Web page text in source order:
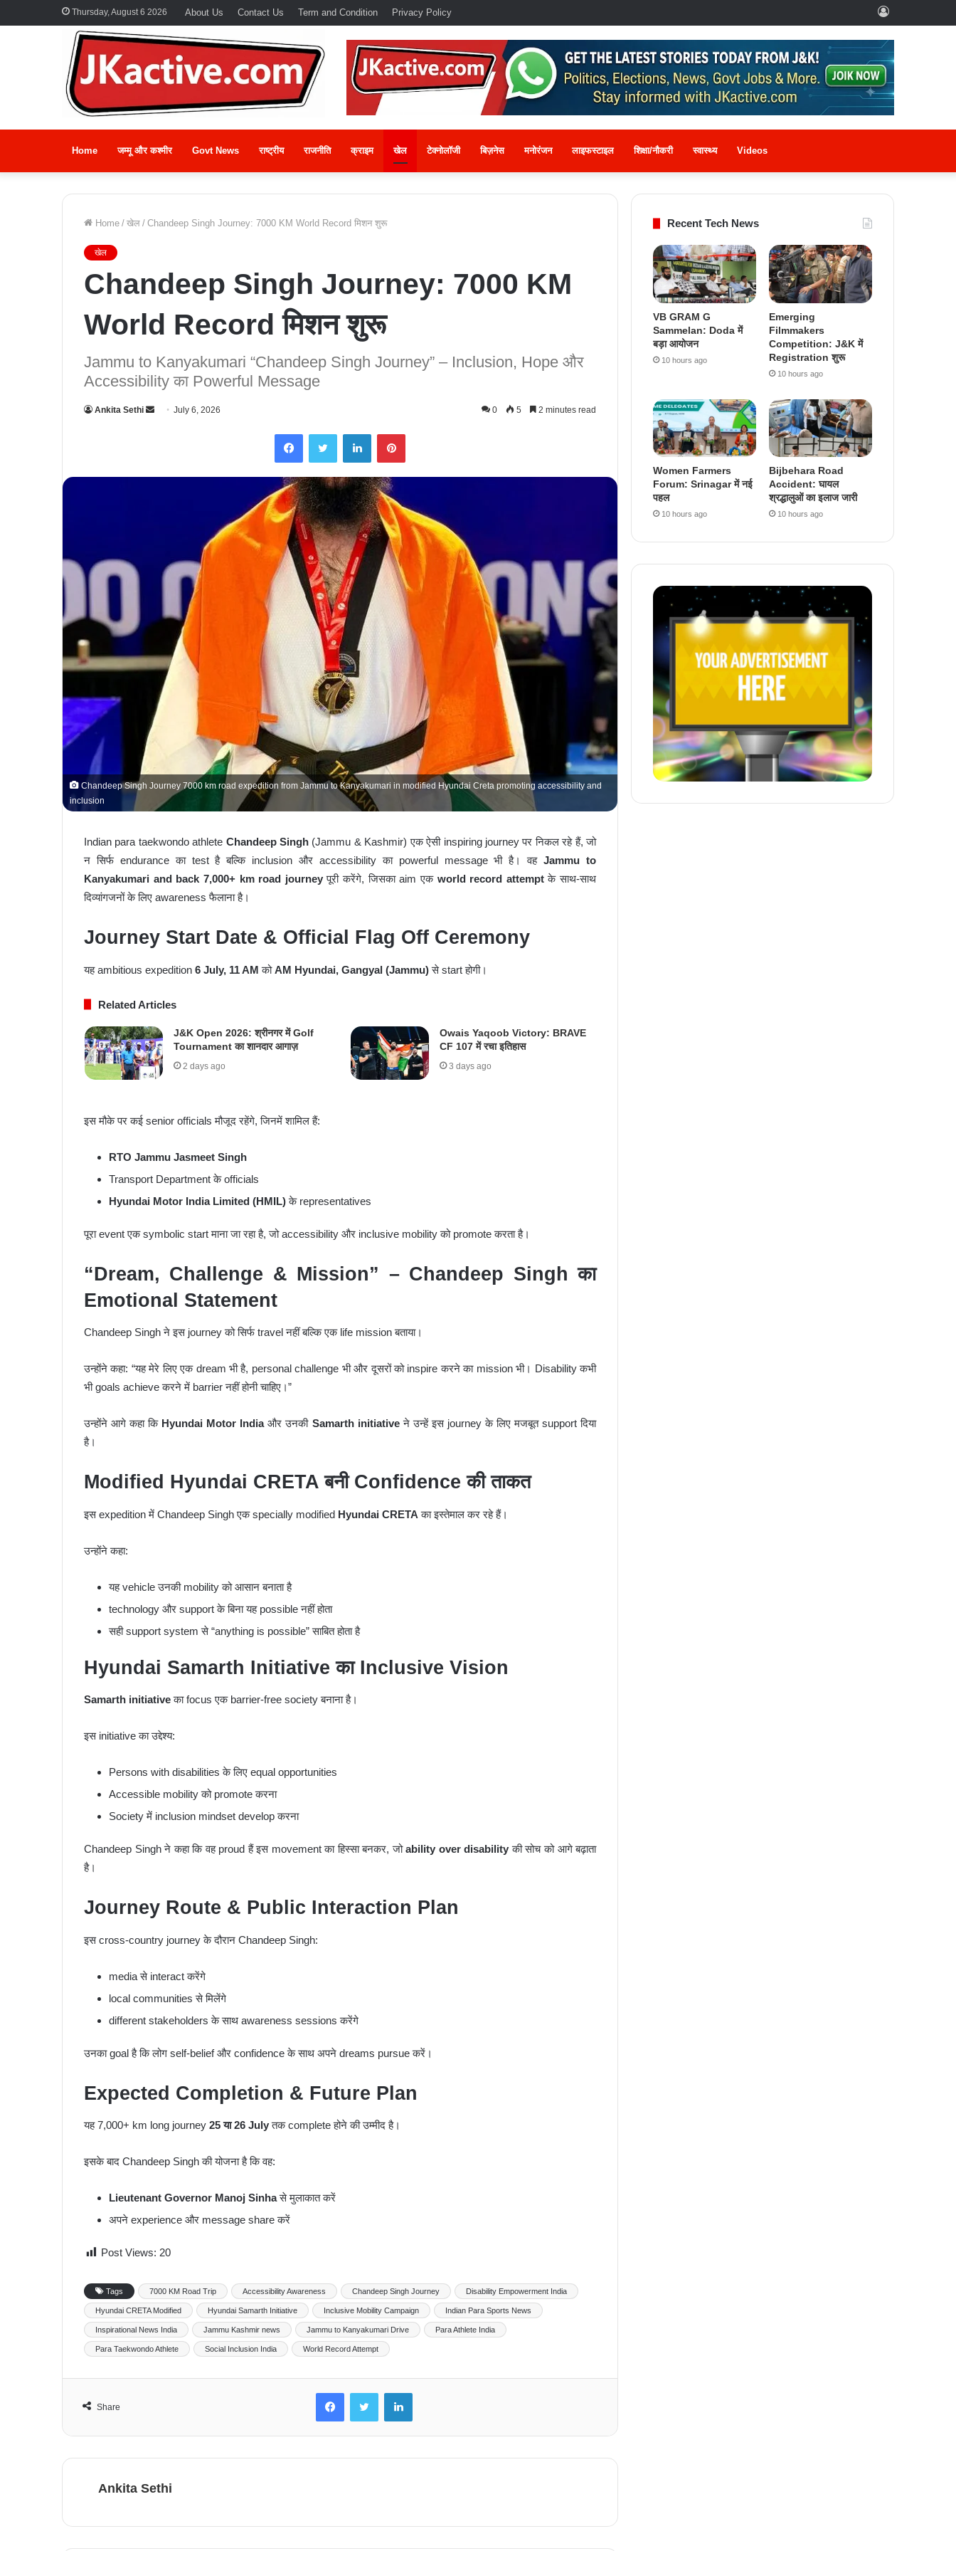
Thursday, August 6 2026 About Us Contact Us Term and Condition Privacy Policy
In
Home जम्मू और कश्मीर Govt News राष्ट्रीय राजनीति क्राइम खेल टेक्नोलॉजी बिज़नेस मनोरंजन लाइफस्टाइल शिक्षा/नौकरी स्वास्थ्य Videos
Home / खेल / Chandeep Singh Journey: 7000 KM World Record मिशन शुरू
खेल
Chandeep Singh Journey: 7000 KM
World Record मिशन शुरू
Jammu to Kanyakumari “Chandeep Singh Journey” – Inclusion, Hope और
Accessibility का Powerful Message
Ankita Sethi
a
July 6, 2026 0 5 2 minutes read
Chandeep Singh Journey 7000 km road expedition from Jammu to Kanyakumari in modified Hyundai Creta promoting accessibility and
inclusion
Indian para taekwondo athlete Chandeep Singh (Jammu & Kashmir) एक ऐसी inspiring journey पर निकल रहे हैं, जो
न सिर्फ endurance का test है बल्कि inclusion और accessibility का powerful message भी है। वहJammu to
Kanyakumari and back 7,000+ km road journeyपूरी करेंगे, जिसका aim एक world record attemptके साथ-साथ
दिव्यांगजनों के लिए awareness फैलाना है।
Journey Start Date & Official Flag Off Ceremony
यह ambitious expedition 6 July, 11 AM कोAM Hyundai, Gangyal (Jammu)से start होगी।
Related Articles
J&K Open 2026: श्रीनगर में Golf
Tournament का शानदार आगाज़
2 days ago
Owais Yaqoob Victory: BRAVE
CF 107 में रचा इतिहास
3 days ago
इस मौके पर कई senior officials मौजूद रहेंगे, जिनमें शामिल हैं:
RTO Jammu Jasmeet Singh
Transport Department के officials
Hyundai Motor India Limited (HMIL)के representatives
पूरा event एक symbolic start माना जा रहा है, जो accessibility और inclusive mobility को promote करता है।
“Dream, Challenge & Mission” – Chandeep Singh का
Emotional Statement
Chandeep Singh ने इस journey को सिर्फ travel नहीं बल्कि एक life mission बताया।
उन्होंने कहा: “यह मेरे लिए एक dream भी है, personal challenge भी और दूसरों को inspire करने का mission भी। Disability कभी
भी goals achieve करने में barrier नहीं होनी चाहिए।”
उन्होंने आगे कहा कि Hyundai Motor Indiaऔर उनकी Samarth initiativeने उन्हें इस journey के लिए मजबूत support दिया
है।
Modified Hyundai CRETA बनी Confidence की ताकत
इस expedition में Chandeep Singh एक specially modified Hyundai CRETA का इस्तेमाल कर रहे हैं।
उन्होंने कहा:
यह vehicle उनकी mobility को आसान बनाता है
technology और support के बिना यह possible नहीं होता
सही support system से “anything is possible” साबित होता है
Hyundai Samarth Initiative का Inclusive Vision
Samarth initiativeका focus एक barrier-free society बनाना है।
इस initiative का उद्देश्य:
Persons with disabilities के लिए equal opportunities
Accessible mobility को promote करना
Society में inclusion mindset develop करना
Chandeep Singh ने कहा कि वह proud हैं इस movement का हिस्सा बनकर, जोability over disability की सोच को आगे बढ़ाता
है।
Journey Route & Public Interaction Plan
इस cross-country journey के दौरान Chandeep Singh:
media से interact करेंगे
local communities से मिलेंगे
different stakeholders के साथ awareness sessions करेंगे
उनका goal है कि लोग self-belief और confidence के साथ अपने dreams pursue करें।
Expected Completion & Future Plan
यह 7,000+ km long journey 25 या 26 Julyतक complete होने की उम्मीद है।
इसके बाद Chandeep Singh की योजना है कि वह:
Lieutenant Governor Manoj Sinhaसे मुलाकात करें
अपने experience और message share करें
Post Views: 20
Tags 7000 KM Road Trip Accessibility Awareness Chandeep Singh Journey Disability Empowerment India
Hyundai CRETA Modified Hyundai Samarth Initiative Inclusive Mobility Campaign Indian Para Sports News
Inspirational News India Jammu Kashmir news Jammu to Kanyakumari Drive Para Athlete India
Para Taekwondo Athlete Social Inclusion India World Record Attempt
Share
Ankita Sethi
Recent Tech News
VB GRAM G
Sammelan: Doda में
बड़ा आयोजन
10 hours ago
Emerging
Filmmakers
Competition: J&K में
Registration शुरू
10 hours ago
Women Farmers
Forum: Srinagar में नई
पहल
10 hours ago
Bijbehara Road
Accident: घायल
श्रद्धालुओं का इलाज जारी
10 hours ago